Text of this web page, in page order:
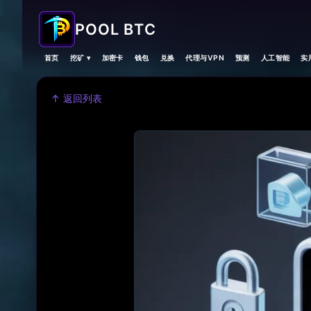
POOL BTC
首页 挖矿 ▾ 加密卡 钱包 兑换 代理与VPN 预测 人工智能 实
↑ 返回列表